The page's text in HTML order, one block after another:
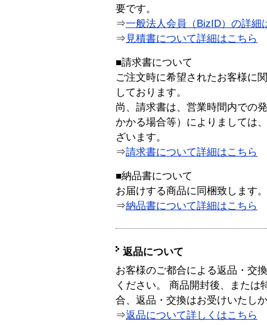
要です。
⇒一般法人会員（BizID）の詳細
⇒ 見積書について詳細はこちら
■請求書について
ご注文時に希望されたお客様に
しております。
尚、請求書は、営業時間内での
かかる場合等）によりましては
ざいます。
⇒請求書について詳細はこちら
■納品書について
お届けする商品に同梱致します。
⇒納品書について詳細はこちら
返品について
お客様のご都合による返品・交
ください。 商品開封後、または
合、返品・交換はお受けいたし
⇒返品について詳しくはこちら